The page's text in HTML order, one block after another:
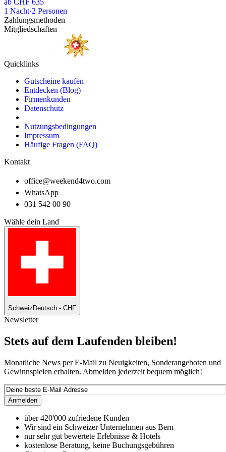
ab CHF 635
1 Nacht·2 Personen
Zahlungsmethoden
Mitgliedschaften
Quicklinks
Gutscheine kaufen
Entdecken (Blog)
Firmenkunden
Datenschutz
Nutzungsbedingungen
Impressum
Häufige Fragen (FAQ)
Kontakt
office@weekend4two.com
WhatsApp
031 542 00 90
Wähle dein Land
Schweiz Deutsch - CHF
Newsletter
Stets auf dem Laufenden bleiben!
Monatliche News per E-Mail zu Neuigkeiten, Sonderangeboten und
Gewinnspielen erhalten. Abmelden jederzeit bequem möglich!
Anmelden
über 420'000 zufriedene Kunden
Wir sind ein Schweizer Unternehmen aus Bern
nur sehr gut bewertete Erlebnisse & Hotels
kostenlose Beratung, keine Buchungsgebühren